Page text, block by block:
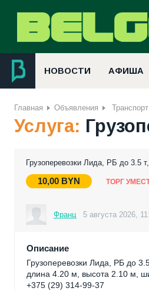
НОВОСТИ АФИША
Главная Объявления Транспорт
Услуга:
Грузоперевозки Лида, РБ до 3.5
10,00 BYN ТОРГ
Франц 5 августа 2026,
Описание
Грузоперевозки Лида, РБ до
длина 4.20 м, высота 2.10 м,
+375 (29) 314-99-37